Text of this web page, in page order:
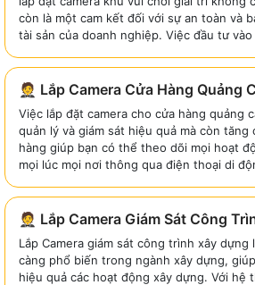
còn là một cam kết đối với sự an toàn và
tài sản của doanh nghiệp. Việc đầu tư
🤵 Lắp Camera Cửa Hàng Quảng
Việc lắp đặt camera cho cửa hàng quảng
quản lý và giám sát hiệu quả mà còn
hàng giúp bạn có thể theo dõi mọi hoạt
mọi lúc mọi nơi thông qua điện thoại di
🤵 Lắp Camera Giám Sát Công
Lắp Camera giám sát công trình xây dựng
càng phổ biến trong ngành xây dựng,
hiệu quả các hoạt động xây dựng. Với hệ